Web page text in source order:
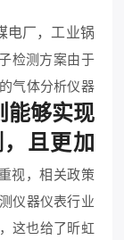
厂，工业锅
检测方案由于
气体分析仪器
能够实现
且更加
视，相关政策
仪器仪表行业
这也给了昕虹